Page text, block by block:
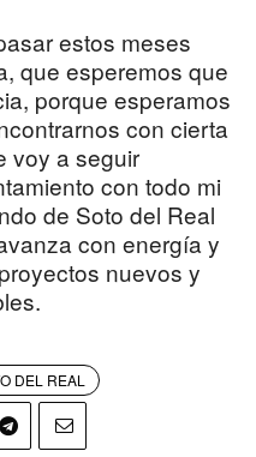
estos meses
que esperemos que
porque esperamos
con cierta
voy a seguir
con todo mi
de Soto del Real
con energía y
nuevos y
DEL REAL